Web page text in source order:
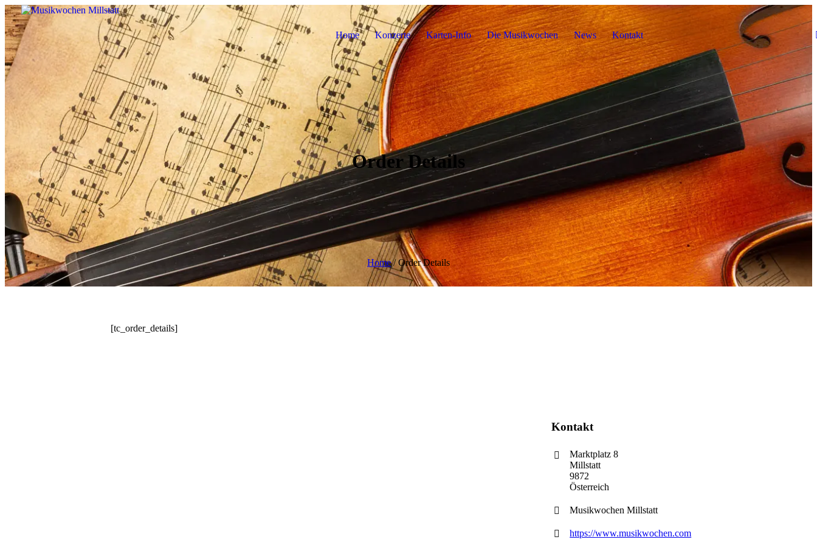
Home Konzerte Karten-Info Die Musikwochen News Kontakt
Order Details
Home /Order Details
[tc_order_details]
Kontakt
Marktplatz 8
Millstatt
9872
Österreich
Musikwochen Millstatt
https://www.musikwochen.com